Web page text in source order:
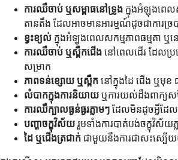
ការឈឺចាប់ ឬសម្ពាធនៅទ្រូង ក្នុងអំឡុងពេល
តានតឹង ដែលអាចមានអារម្មណ៍ដូចជាការច្រប
ខ្វះខ្យល់ ក្នុងអំឡុងពេលសកម្មភាពធម្មតា ឬន
ការឈឺចាប់ ឬស្ពឹកជើង នៅពេលដើរ ដែលប្
សម្រាក
ភាពទន់ខ្សោយ ឬស្ពឹក នៅក្នុងដៃ ជើង ឬមុខ
លំបាកក្នុងការនិយាយ ឬការយល់ដឹងពាក្យស
ការឈឺក្បាលធ្ងន់ធ្ងរភ្លាមៗ ដែលមិនដូចអ្វីដែល
បញ្ហាចក្ខុវិស័យ រួមទាំងការបាត់បង់ចក្ខុវិស័យ
ដៃ ឬជើងត្រជាក់ ជាមួយនឹងការជាសះស្បើ